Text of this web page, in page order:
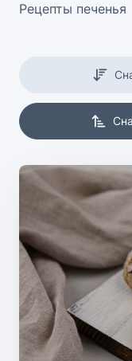
Рецепты печенья